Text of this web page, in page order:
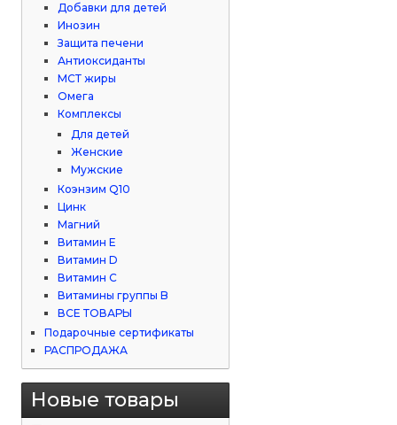
Добавки для детей
Инозин
Защита печени
Антиоксиданты
МСТ жиры
Омега
Комплексы
Для детей
Женские
Мужские
Коэнзим Q10
Цинк
Магний
Витамин Е
Витамин D
Витамин С
Витамины группы B
ВСЕ ТОВАРЫ
Подарочные сертификаты
РАСПРОДАЖА
Новые товары